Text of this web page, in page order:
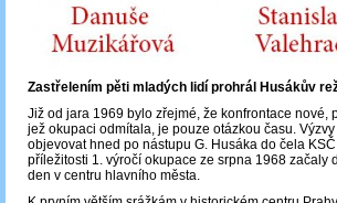
Zastřelením pěti mladých lidí prohrál Husákův
Již od jara 1969 bylo zřejmé, že konfrontace nové,
jež okupaci odmítala, je pouze otázkou času.
objevovat hned po nástupu G. Husáka do čela
příležitosti 1. výročí okupace ze srpna 1968 začaly
den v centru hlavního města.